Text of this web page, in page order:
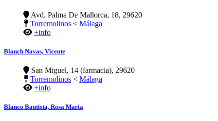
Avd. Palma De Mallorca, 18, 29620
Torremolinos < Málaga
+info
Blanch Navas, Vicente
San Miguel, 14 (farmacia), 29620
Torremolinos < Málaga
+info
Blanco Bautista, Rosa Maria